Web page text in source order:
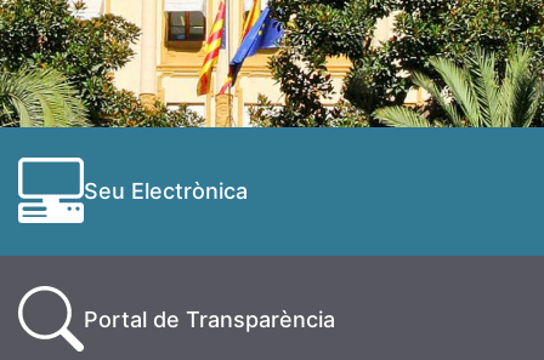
Seu Electrònica
Portal de Transparència